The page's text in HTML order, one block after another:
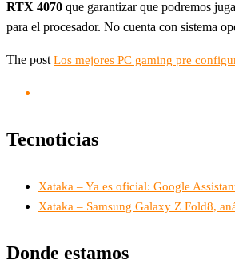
RTX 4070 que garantizar que podremos
para el procesador. No cuenta con sistema
The post Los mejores PC gaming pre
Tecnoticias
Xataka – Ya es oficial: Google
Xataka – Samsung Galaxy Z Fold8,
Donde estamos